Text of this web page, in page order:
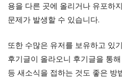
용을 다른 곳에 올리거나 유포하
문제가 발생할 수 있습니다.
또한 수많은 유저를 보유하고 있
후기글이 올라오니 후기글을 통
등 새소식을 접하는 것도 좋은 방